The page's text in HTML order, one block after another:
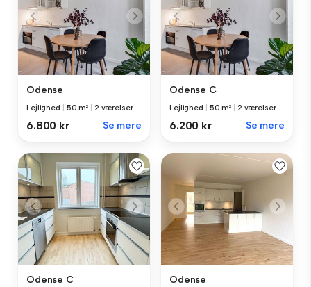
Odense
Lejlighed 50 m² 2 værelser
6.800 kr Se mere
Odense C
Lejlighed 50 m² 2 værelser
6.200 kr Se mere
Odense C Odense